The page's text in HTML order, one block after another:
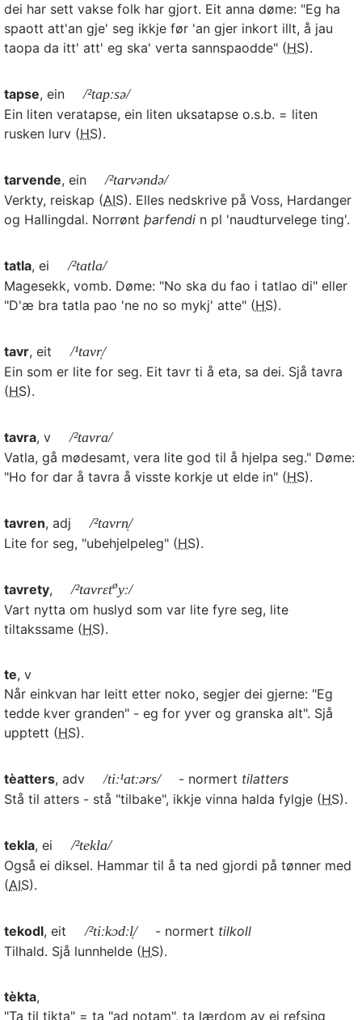
dei har sett vakse folk har gjort. Eit anna døme: "Eg ha
spaott att'an gje' seg ikkje før 'an gjer inkort illt, å jau
taopa da itt' att' eg ska' verta sannspaodde" (HS).
tapse, ein
/²tapːsə/
Ein liten veratapse, ein liten uksatapse o.s.b. = liten
rusken lurv (HS).
tarvende, ein
/²tarvəndə/
Verkty, reiskap (AIS). Elles nedskrive på Voss, Hardanger
og Hallingdal. Norrønt þarfendi n pl 'naudturvelege ting'.
tatla, ei
/²tatla/
Magesekk, vomb. Døme: "No ska du fao i tatlao di" eller
"D'æ bra tatla pao 'ne no so mykj' atte" (HS).
tavr, eit
/¹tavr̩/
Ein som er lite for seg. Eit tavr ti å eta, sa dei. Sjå tavra
(HS).
tavra, v
/²tavra/
Vatla, gå mødesamt, vera lite god til å hjelpa seg." Døme:
"Ho for dar å tavra å visste korkje ut elde in" (HS).
tavren, adj
/²tavrn̩/
Lite for seg, "ubehjelpeleg" (HS).
tavrety, /²tavrɛtøyː/
Vart nytta om huslyd som var lite fyre seg, lite
tiltakssame (HS).
te, v
Når einkvan har leitt etter noko, segjer dei gjerne: "Eg
tedde kver granden" - eg for yver og granska alt". Sjå
upptett (HS).
tèatters, adv /tiː¹atːərs/ - normert tilatters
Stå til atters - stå "tilbake", ikkje vinna halda fylgje (HS).
tekla, ei
/²tekla/
Også ei diksel. Hammar til å ta ned gjordi på tønner med
(AIS).
tekodl, eit /²tiːkɔdːl̩/ - normert tilkoll
Tilhald. Sjå lunnhelde (HS).
tèkta,
"Ta til tikta" = ta "ad notam", ta lærdom av ei refsing